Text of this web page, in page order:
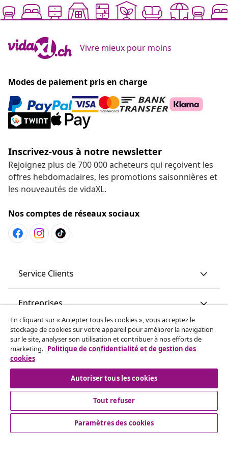
Vivre mieux pour moins
Modes de paiement pris en charge
Inscrivez-vous à notre newsletter
Rejoignez plus de 700 000 acheteurs qui reçoivent les
offres hebdomadaires, les promotions saisonnières et
les nouveautés de vidaXL.
Nos comptes de réseaux sociaux
Service Clients
Entreprises
vidaXL
More content links
En cliquant sur « Accepter tous les cookies », vous acceptez le
stockage de cookies sur votre appareil pour améliorer la navigation
sur le site, analyser son utilisation et contribuer à nos efforts de
marketing. Politique de confidentialité et de gestion des
cookies
Autoriser tous les cookies
Tout refuser
Paramètres des cookies